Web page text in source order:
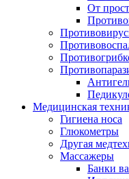
От
Медицинская
Гигиена носа
Глюкометры
Другая
Массажеры
Банки